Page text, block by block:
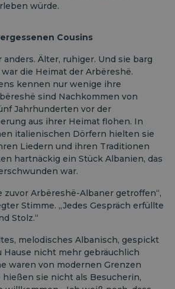
würde.
Cousins
anders. Älter, ruhiger. Und sie barg
die Heimat der Arbëreshë.
kennen nur wenige ihre
sind Nachkommen von
Jahrhunderten vor der
aus ihrer Heimat flohen. In
italienischen Dörfern hielten sie
Liedern und ihren Traditionen
hartnäckig ein Stück Albanien, das
war.
zuvor Arbëreshë-Albaner getroffen“,
Stimme. „Jedes Gespräch erfüllte
Stolz.“
melodisches Albanisch, gespickt
Hause nicht mehr gebräuchlich
waren von modernen Grenzen
sie nicht als Besucherin,